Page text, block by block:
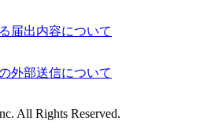
届出内容について
外部送信について
All Rights Reserved.